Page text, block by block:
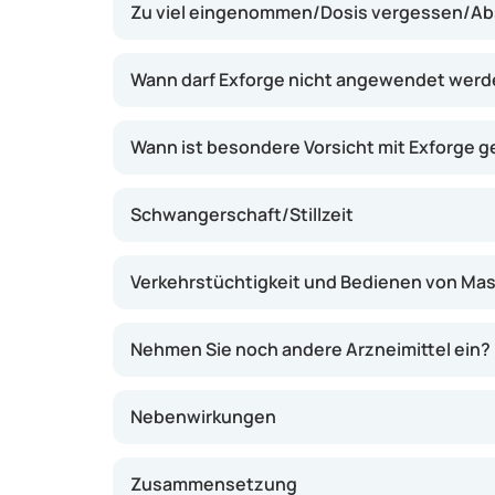
erhöhen. Dadurch können sich die
Beschwerden wie Kopfschmerzen,
Wirkung ist in der Regel nach einigen
Zu viel eingenommen/Dosis vergessen/
Wann darf Exforge nicht angewendet
Wann ist besondere Vorsicht mit Exforge
Schwangerschaft/Stillzeit
Verkehrstüchtigkeit und Bedienen von
Nehmen Sie noch andere Arzneimittel ein?
Nebenwirkungen
Zusammensetzung